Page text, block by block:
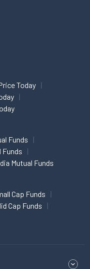
Today
Funds
Funds
Mutual Funds
Cap Funds
Cap Funds